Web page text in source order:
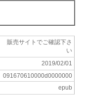
販売サイトでご確認下さ
い
2019/02/01
091670610000d0000000
epub